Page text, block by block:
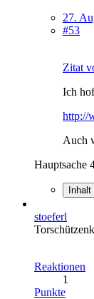
27.
#53
Zitat
Ich
http://
Auch
Hauptsache
stoeferl
Reaktionen
1
Punkte